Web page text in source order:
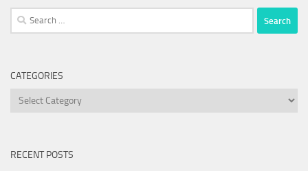
Search
for:
CATEGORIES
Categories
RECENT POSTS